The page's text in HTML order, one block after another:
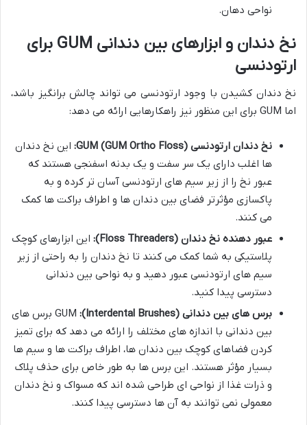
نواحی دهان.
نخ دندان و ابزارهای بین دندانی GUM برای
ارتودنسی
نخ دندان کشیدن با وجود ارتودنسی می تواند چالش برانگیز باشد،
اما GUM برای این منظور نیز راهکارهایی ارائه می دهد:
نخ دندان ارتودنسی GUM (GUM Ortho Floss):
این نخ دندان
ها اغلب دارای یک سر سفت و یک بدنه اسفنجی هستند که
عبور نخ را از زیر سیم های ارتودنسی آسان تر کرده و به
پاکسازی مؤثرتر فضای بین دندان ها و اطراف براکت ها کمک
می کنند.
عبور دهنده نخ دندان (Floss Threaders):
این ابزارهای کوچک
پلاستیکی به شما کمک می کنند تا نخ دندان را به راحتی از زیر
سیم های ارتودنسی عبور دهید و به نواحی بین دندانی
دسترسی پیدا کنید.
برس های بین دندانی (Interdental Brushes):
GUM برس های
بین دندانی با اندازه های مختلف را ارائه می دهد که برای تمیز
کردن فضاهای کوچک بین دندان ها، اطراف براکت ها و سیم ها
بسیار مؤثر هستند. این برس ها به طور خاص برای حذف پلاک
و ذرات غذا از نواحی ای طراحی شده اند که مسواک و نخ دندان
معمولی نمی توانند به آن ها دسترسی پیدا کنند.